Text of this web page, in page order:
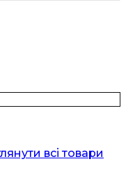
всі товари